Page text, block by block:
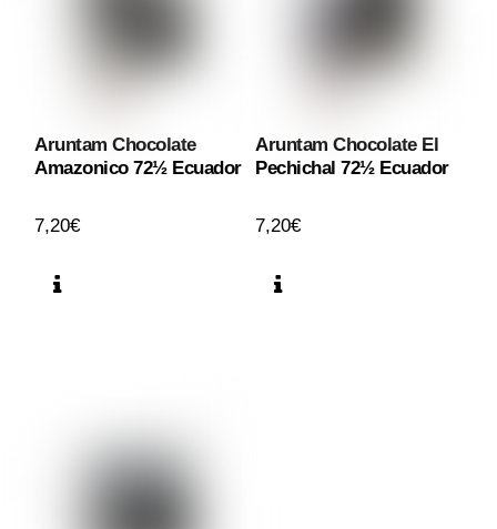
Aruntam Chocolate
Amazonico 72½ Ecuador
7,20€
Aruntam Chocolate El
Pechichal 72½ Ecuador
7,20€